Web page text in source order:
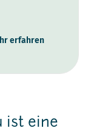
erfahren
ist eine